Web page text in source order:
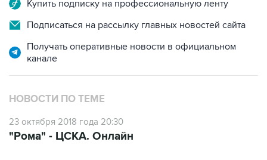
Купить подписку на профессиональную ленту
Подписаться на рассылку главных новостей сайта
Получать оперативные новости в официальном
канале
НОВОСТИ ПО ТЕМЕ
23 октября 2018 года 20:30
"Рома" - ЦСКА. Онлайн